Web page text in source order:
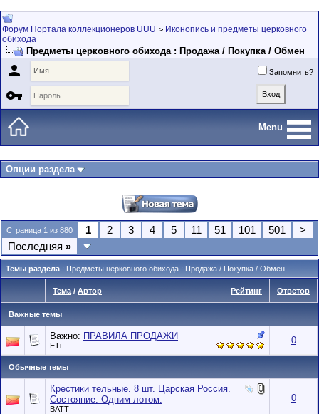
Форум Портала коллекционеров UUU > Иконопись и предметы церковного
обихода
Предметы церковного обихода : Продажа / Покупка / Обмен
 Запомнить?

Menu
Опции раздела
Страница 1 из 880 1 2 3 4 5 11 51 101 501
>
Последняя »
Темы раздела : Предметы церковного обихода : Продажа / Покупка / Обмен
Рейтинг
Тема / Автор Ответов
Важные темы
Важно: ПРАВИЛА ПРОДАЖИ
ETi 0
Обычные темы
Крестики тельные. 8 шт. Царская Россия.
Состояние. Одним лотом.
BATT
0